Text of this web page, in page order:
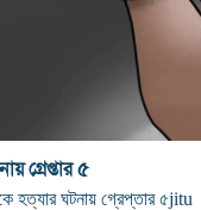
গ্রেপ্তার ৫
হত্যার ঘটনায় গ্রেপ্তার ৫jitu